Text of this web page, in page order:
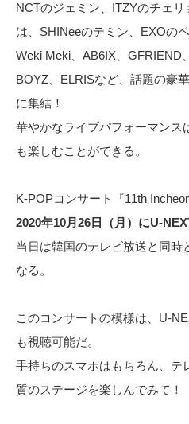
NCTのジェミン、ITZYのチェ
は、SHINeeのテミン、EXOの
Weki Meki、AB6IX、GFRIEND
BOYZ、ELRISなど、話題の豪
に集結！
華やかなライブパフォーマンス
も楽しむことができる。
K-POPコンサート『11th
2020年10月26日（月）にU-
当日は韓国のテレビ放送と同時
なる。
このコンサートの模様は、U-
も視聴可能だ。
手持ちのスマホはもちろん、テ
質のステージを楽しんでみて！